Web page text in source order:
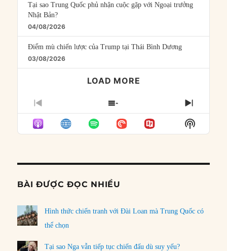
Tại sao Trung Quốc phủ nhận cuộc gặp với Ngoại trưởng
Nhật Bản?
04/08/2026
Điểm mù chiến lược của Trump tại Thái Bình Dương
03/08/2026
LOAD MORE
PREVIOUS
EPISODE
SHOW
EPISODES
LIST
NEXT
Show
Podcast
BÀI ĐƯỢC ĐỌC NHIỀU
Hình thức chiến tranh với Đài Loan mà Trung Quốc có
thể chọn
Tại sao Nga vẫn tiếp tục chiến đấu dù suy yếu?